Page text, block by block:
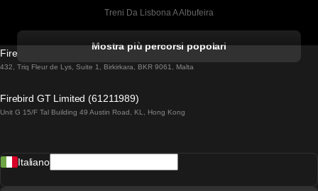
Treni Da Lisbona A Albufeira
Treni Da Lisbona A Lagos
Treni Da Lisbona A Madrid
Mostra più percorsi popolari
Firebird GT Limited (OC 1451)
432, Triq Fleur de Lys, Suite 1, Birkirkara, BKR 9061, Malta
Firebird GT Limited (61211989)
Unit G 15/F Tal Building 49 Austin Road, KL, Hong Kong
Italiano